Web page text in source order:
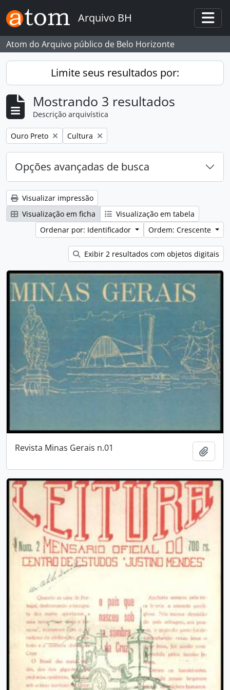
Skip to main content
Arquivo BH
Atom do Arquivo público de Belo Horizonte
Limite seus resultados por:
Mostrando 3 resultados
Descrição arquivística
Remover filtro:
Ouro Preto Remover filtro:
Cultura
Opções avançadas de busca
Visualizar impressão
Visualização em ficha
Visualização em tabela
Ordenar por: Identificador
Ordem: Crescente
Exibir 2 resultados com objetos digitais
Revista Minas Gerais n.01